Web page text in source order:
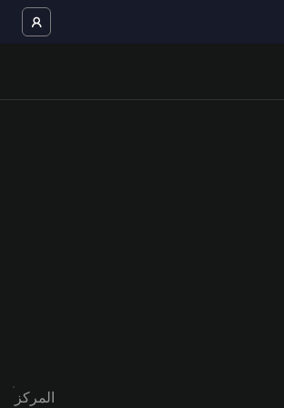
المركز